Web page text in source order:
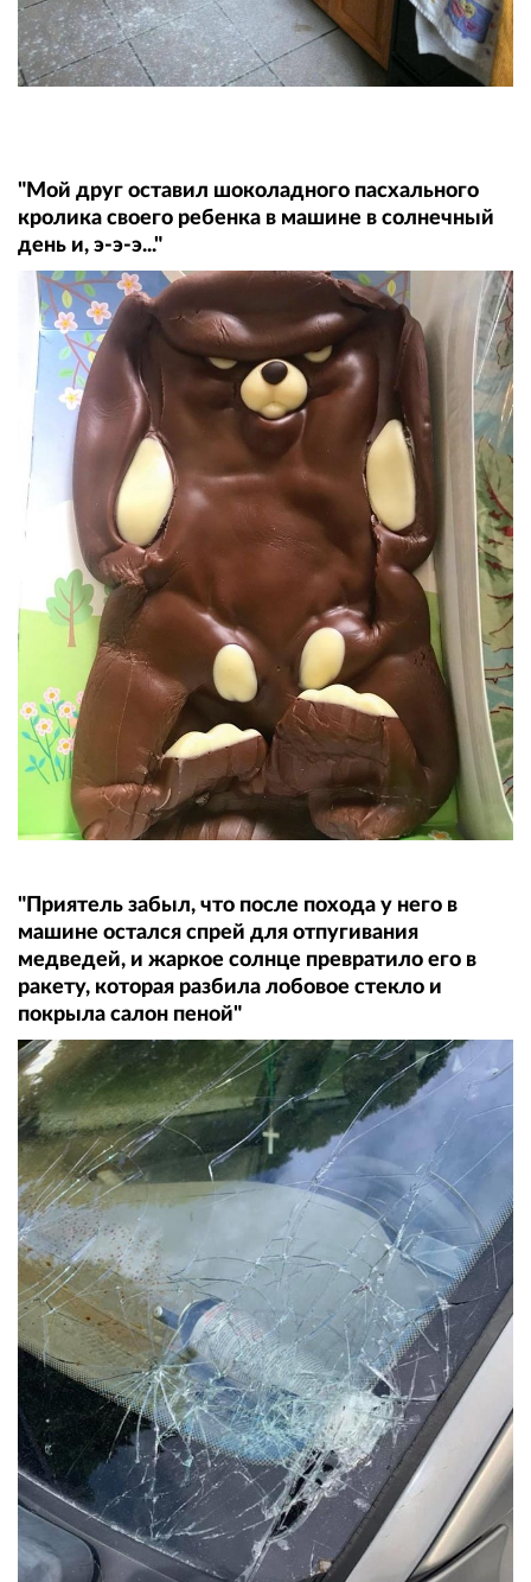
"Мой друг оставил шоколадного пасхального
кролика своего ребенка в машине в солнечный
день и, э-э-э..."
"Приятель забыл, что после похода у него в
машине остался спрей для отпугивания
медведей, и жаркое солнце превратило его в
ракету, которая разбила лобовое стекло и
покрыла салон пеной"